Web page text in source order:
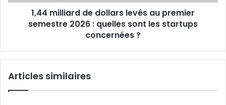
quelles
startups
?
1,44 milliard de dollars levés au premier
semestre 2026 : quelles sont les startups
concernées ?
Articles similaires